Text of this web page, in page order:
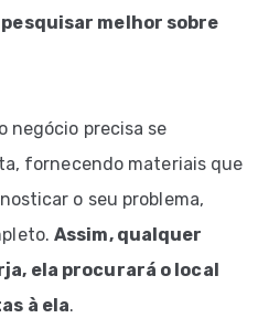
melhor sobre
negócio precisa se
fornecendo materiais que
o seu problema,
Assim, qualquer
ela procurará o local
à ela.